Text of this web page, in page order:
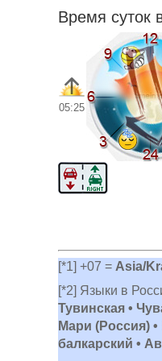
Время суток
05:25
[*1] +07 = Asia/
[*2] Языки в
Тувинская •
Мари (Россия)
балкарский •